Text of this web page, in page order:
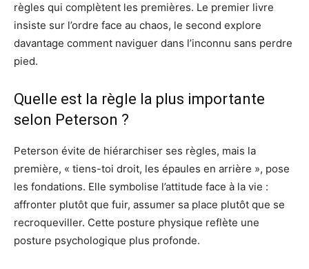
règles qui complètent les premières. Le premier livre
insiste sur l’ordre face au chaos, le second explore
davantage comment naviguer dans l’inconnu sans perdre
pied.
Quelle est la règle la plus importante
selon Peterson ?
Peterson évite de hiérarchiser ses règles, mais la
première, « tiens-toi droit, les épaules en arrière », pose
les fondations. Elle symbolise l’attitude face à la vie :
affronter plutôt que fuir, assumer sa place plutôt que se
recroqueviller. Cette posture physique reflète une
posture psychologique plus profonde.